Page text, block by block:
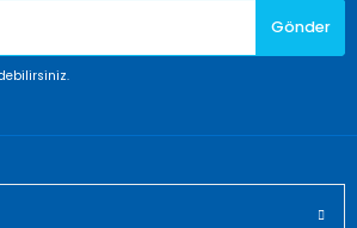
bulunuyor.
Gönder